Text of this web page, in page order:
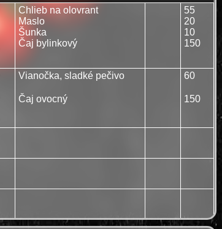
Chlieb na olovrant
Maslo
Šunka
Čaj bylinkový
55
20
10
150
Vianočka, sladké pečivo
Čaj ovocný
60
150